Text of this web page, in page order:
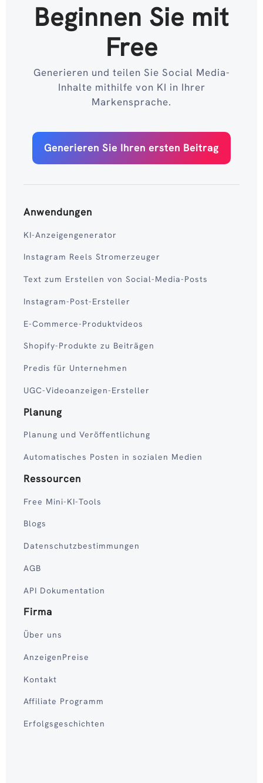
Beginnen Sie mit
Free
Generieren und teilen Sie Social Media-
Inhalte mithilfe von KI in Ihrer
Markensprache.
Generieren Sie Ihren ersten Beitrag
Anwendungen
KI-Anzeigengenerator
Instagram Reels Stromerzeuger
Text zum Erstellen von Social-Media-Posts
Instagram-Post-Ersteller
E-Commerce-Produktvideos
Shopify-Produkte zu Beiträgen
Predis für Unternehmen
UGC-Videoanzeigen-Ersteller
Planung
Planung und Veröffentlichung
Automatisches Posten in sozialen Medien
Ressourcen
Free Mini-KI-Tools
Blogs
Datenschutzbestimmungen
AGB
API Dokumentation
Firma
Über uns
AnzeigenPreise
Kontakt
Affiliate Programm
Erfolgsgeschichten